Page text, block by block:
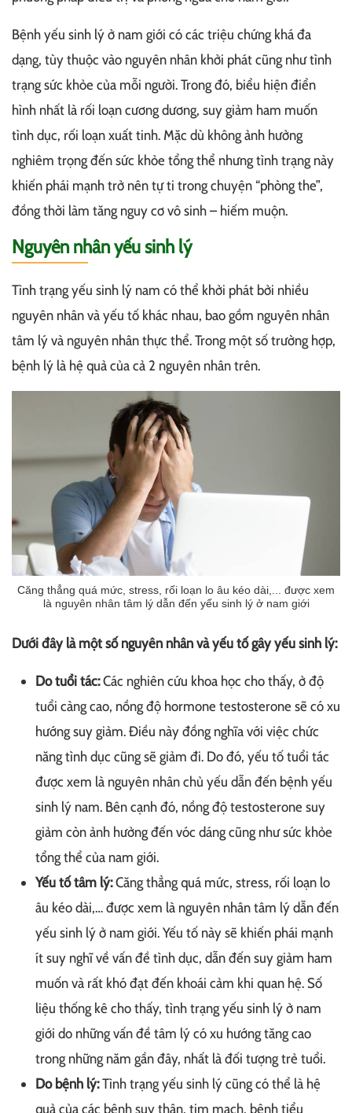
Bệnh yếu sinh lý ở nam giới có các triệu chứng khá đa
dạng, tùy thuộc vào nguyên nhân khởi phát cũng như tình
trạng sức khỏe của mỗi người. Trong đó, biểu hiện điển
hình nhất là rối loạn cương dương, suy giảm ham muốn
tình dục, rối loạn xuất tinh. Mặc dù không ảnh hưởng
nghiêm trọng đến sức khỏe tổng thể nhưng tình trạng này
khiến phái mạnh trở nên tự ti trong chuyện “phòng the”,
đồng thời làm tăng nguy cơ vô sinh – hiếm muộn.
Nguyên nhân yếu sinh lý
Tình trạng yếu sinh lý nam có thể khởi phát bởi nhiều
nguyên nhân và yếu tố khác nhau, bao gồm nguyên nhân
tâm lý và nguyên nhân thực thể. Trong một số trường hợp,
bệnh lý là hệ quả của cả 2 nguyên nhân trên.
Căng thẳng quá mức, stress, rối loạn lo âu kéo dài,... được xem
là nguyên nhân tâm lý dẫn đến yếu sinh lý ở nam giới
Dưới đây là một số nguyên nhân và yếu tố gây yếu sinh lý:
Do tuổi tác:Các nghiên cứu khoa học cho thấy, ở độ
tuổi càng cao, nồng độ hormone testosterone sẽ có xu
hướng suy giảm. Điều này đồng nghĩa với việc chức
năng tình dục cũng sẽ giảm đi. Do đó, yếu tố tuổi tác
được xem là nguyên nhân chủ yếu dẫn đến bệnh yếu
sinh lý nam. Bên cạnh đó, nồng độ testosterone suy
giảm còn ảnh hưởng đến vóc dáng cũng như sức khỏe
tổng thể của nam giới.
Yếu tố tâm lý:Căng thẳng quá mức, stress, rối loạn lo
âu kéo dài,… được xem là nguyên nhân tâm lý dẫn đến
yếu sinh lý ở nam giới. Yếu tố này sẽ khiến phái mạnh
ít suy nghĩ về vấn đề tình dục, dẫn đến suy giảm ham
muốn và rất khó đạt đến khoái cảm khi quan hệ. Số
liệu thống kê cho thấy, tình trạng yếu sinh lý ở nam
giới do những vấn đề tâm lý có xu hướng tăng cao
trong những năm gần đây, nhất là đối tượng trẻ tuổi.
Do bệnh lý:Tình trạng yếu sinh lý cũng có thể là hệ
quả của các bệnh suy thận, tim mạch, bệnh tiểu